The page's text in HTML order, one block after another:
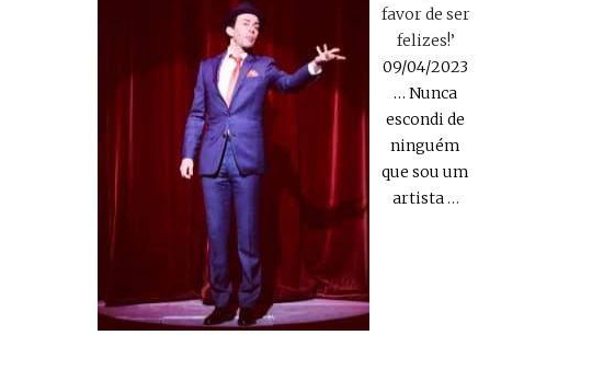
favor de ser
felizes!’
09/04/2023
… Nunca
escondi de
ninguém
que sou um
artista…